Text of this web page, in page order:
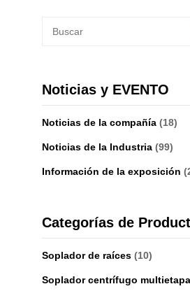
Noticias y EVENTO
Noticias de la compañía (18)
Noticias de la Industria (99)
Información de la exposición
Categorías de
Soplador de raíces (10)
Soplador centrífugo multietapa